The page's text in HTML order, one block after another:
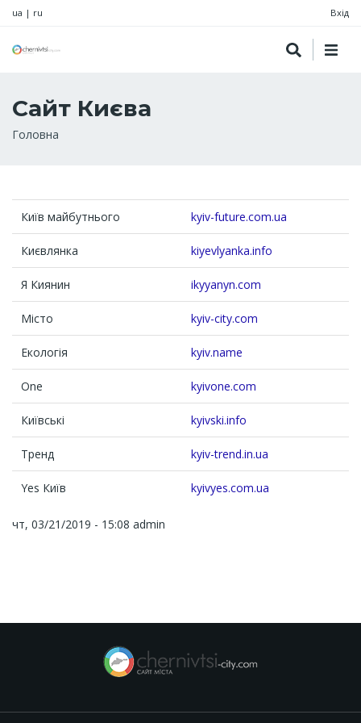
ua | ru Вхід
Сайт Києва
Рядок
Головна
Київ майбутнього kyiv-future.com.ua
Києвлянка kiyevlyanka.info
Я Киянин ikyyanyn.com
Місто kyiv-city.com
Екологія kyiv.name
One kyivone.com
Київські kyivski.info
Тренд kyiv-trend.in.ua
Yes Київ kyivyes.com.ua
чт, 03/21/2019 - 15:08 admin